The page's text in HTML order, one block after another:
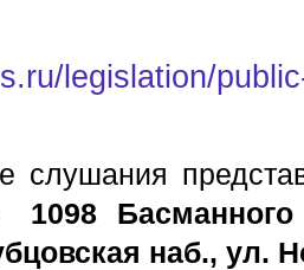
legislation/
слушания
Басманного
наб., ул.